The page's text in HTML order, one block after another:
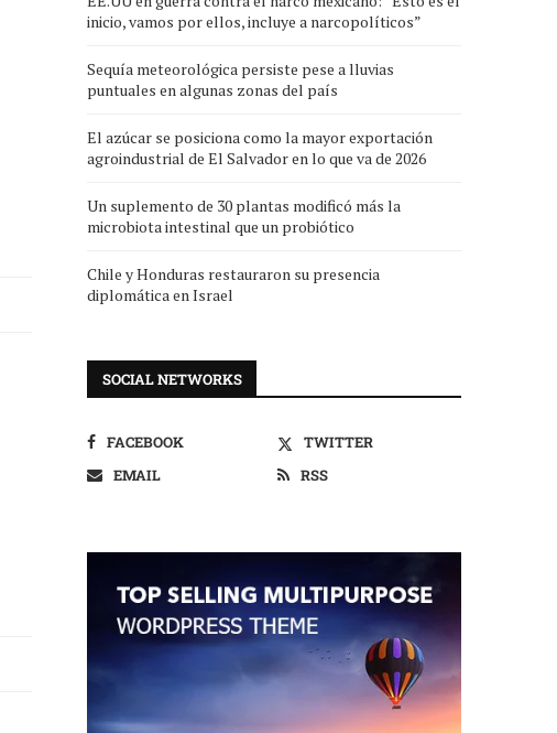
inicio, vamos por ellos, incluye a narcopolíticos”
Sequía meteorológica persiste pese a lluvias
puntuales en algunas zonas del país
El azúcar se posiciona como la mayor exportación
agroindustrial de El Salvador en lo que va de 2026
Un suplemento de 30 plantas modificó más la
microbiota intestinal que un probiótico
Chile y Honduras restauraron su presencia
diplomática en Israel
SOCIAL NETWORKS
FACEBOOK
TWITTER
EMAIL
RSS